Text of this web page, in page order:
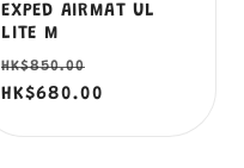
EXPED AIRMAT UL
LITE M
定
價
HK$850.00
價
HK$680.00